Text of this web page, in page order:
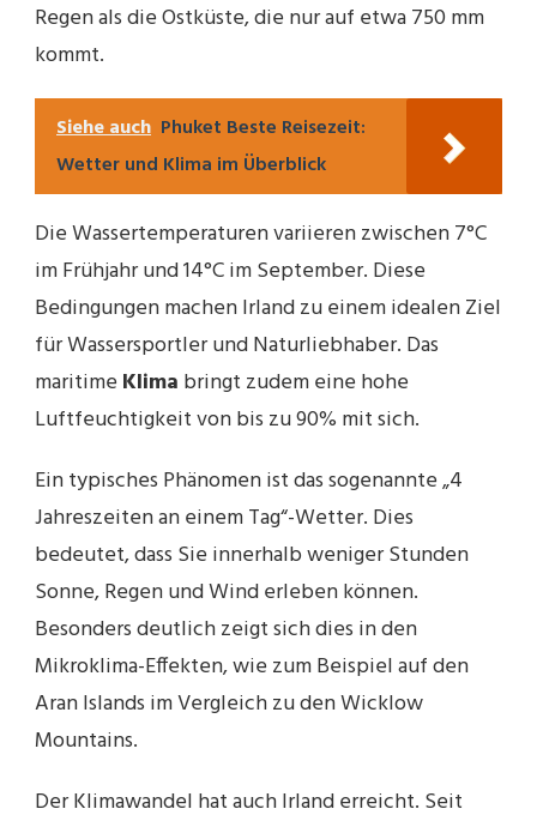
Regen als die Ostküste, die nur auf etwa 750 mm
kommt.
Siehe auch Phuket Beste Reisezeit:
Wetter und Klima im Überblick
Die Wassertemperaturen variieren zwischen 7°C
im Frühjahr und 14°C im September. Diese
Bedingungen machen Irland zu einem idealen Ziel
für Wassersportler und Naturliebhaber. Das
maritime Klima bringt zudem eine hohe
Luftfeuchtigkeit von bis zu 90% mit sich.
Ein typisches Phänomen ist das sogenannte „4
Jahreszeiten an einem Tag“-Wetter. Dies
bedeutet, dass Sie innerhalb weniger Stunden
Sonne, Regen und Wind erleben können.
Besonders deutlich zeigt sich dies in den
Mikroklima-Effekten, wie zum Beispiel auf den
Aran Islands im Vergleich zu den Wicklow
Mountains.
Der Klimawandel hat auch Irland erreicht. Seit